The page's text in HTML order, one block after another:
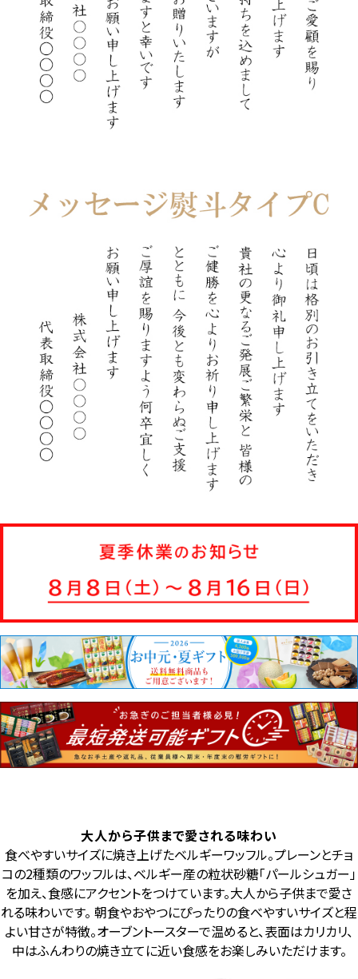
大人から子供まで愛される味わい
食べやすいサイズに焼き上げたベルギーワッフル。プレーンとチョ
コの2種類のワッフルは、ベルギー産の粒状砂糖「パールシュガー」
を加え、食感にアクセントをつけています。大人から子供まで愛さ
れる味わいです。 朝食やおやつにぴったりの食べやすいサイズと程
よい甘さが特徴。オーブントースターで温めると、表面はカリカリ、
中はふんわりの焼き立てに近い食感をお楽しみいただけます。